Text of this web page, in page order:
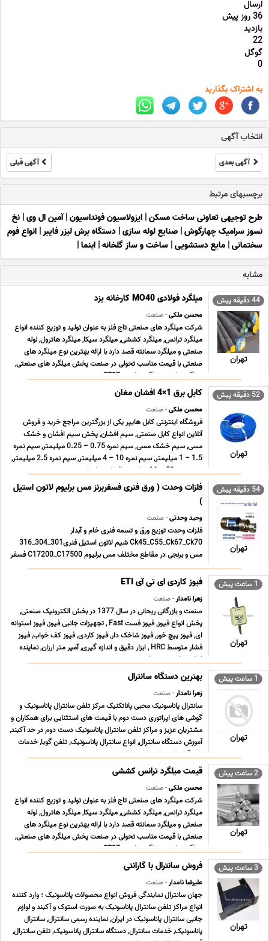
ارسال
36 روز پیش
بازدید
22
گوگل
0
به اشتراک بگذارید
انتخاب آگهی
آگهی بعدی آگهی قبلی
برچسبهای مرتبط
طرح توجیهی تعاونی ساخت مسکن| ایزولاسیون فونداسیون|آمین ال وی| نخ
نسوز سرامیک چهارگوش| صنایع لوله سازی| دستگاه برش لیزر فایبر| انواع فوم
سختمانی| مایع دستشویی| ساخت و ساز گلخانه| ابنما|
مشابه
44 دقیقه پیش
تهران
میلگرد فولادی MO40 کارخانه یزد
محسن ملکی- صنعت
شرکت میلگرد های صنعتی تاج فلز به عنوان تولید و توزیع کننده انواع
میلگرد ترانس, میلگرد کششی, میلگرد سیکا, میلگرد هاترول, لوله
صنعتی و میلگرد سمانته قصد دارد با ارائه بهترین نوع میلگرد های
صنعتی با قیمت مناسب تحولی در صنعت پخش میلگرد های صنعتی,
میلگرد ترانس, میلگرد ترانسی ST37 , می ... ...
52 دقیقه پیش
تهران
کابل برق 1×4 افشان مغان
محسن ملکی- صنعت
فروشگاه اینترنتی کابل هایپر یکی از بزرگترین مراجع خرید و فروش
آنلاین انواع کابل صنعتی, سیم افشان, پخش سیم افشان و خشک
مسی, سیم خشک مسی, سیم نمره 0.75 – 0.25 میلیمتر, سیم نمره
1.5 – 1 میلیمتر, سیم نمره 10 – 4 میلیمتر, سیم نمره 2.5 میلیمتر,
سیم نمره 50 – 16 میلیمتر افشان و خشک زمین ... ...
54 دقیقه پیش
تهران
فلزات وحدت ( ورق فنری فسفربرنز مس برلیوم لاتون استیل
)
وحید وحدتی- صنعت
فلزات وحدت توزیع ورق و تسمه فنری خام و آبدار
Ck45_C55_Ck67_Ck70 شیم لاتون استیل فنری301_304_316
مس و برنجی در مقاطع مختلف مس برلیوم C17200_C17500 فسفر
برنز Cusn6_Cusn8 آلومینیوم معمولی و آلیاژی
1 ساعت پیش
تهران
فیوز کاردی ای تی آی ETI
زهرا نامدار- صنعت
صنعت و بازرگانی ریحانی در سال 1377 در بخش الکترونیک صنعتی,
پخش انواع فیوز, فیوز فست Fast , تجهیزات جانبی فیوز, فیوز استوانه
ای, فیوز پیچ خور, فیوز شاخک دار, فیوز کاردی, فیوز کف خواب, فیوز
فشار متوسط HRC , ابزار دقیق و اندازه گیری, آمپر متر ارزان, نماینده
اینکودر, اینورتر, ‎پروژکت ... ...
1 ساعت پیش
تهران
بهترین دستگاه سانترال
زهرا نامدار- صنعت
سانترال پاناسونیک محبی پاناتکنیک مرکز تلفن سانترال پاناسونیک و
گوشی های اپراتوری دست دوم با قیمت های استثنایی برای همکاران و
مشتریان عزیز و مراکز تلفن سانترال پاناسونیک دست دوم در حد آکبند,
آموزش دستگاه سانترال, انواع سانترال پاناسونیک, تلفن گویا, خدمات
دستگاه پاناسونیک, کارت تلف ... ...
2 ساعت پیش
تهران
قیمت میلگرد ترانس کششی
محسن ملکی- صنعت
شرکت میلگرد های صنعتی تاج فلز به عنوان تولید و توزیع کننده انواع
میلگرد ترانس, میلگرد کششی, میلگرد سیکا, میلگرد هاترول, لوله
صنعتی و میلگرد سمانته قصد دارد با ارائه بهترین نوع میلگرد های
صنعتی با قیمت مناسب تحولی در صنعت پخش میلگرد های صنعتی,
میلگرد ترانس, میلگرد ترانسی ST37 , می ... ...
3 ساعت پیش
تهران
فروش سانترال با گارانتی
علیرضا نامدار- صنعت
جهان سانترال نمایندگی فروش انواع محصولات پاناسونیک ؛ وارد کننده
انواع مراکز تلفن سانترال پاناسونیک به صورت استوک و آکبند و لوازم
جانبی سانترال پاناسونیک در ایران, نماینده رسمی سانترال, سانترال
پاناسونیک, خدمات سانترال, دستگاه سانترال پاناسونیک, تلفن سانترال,